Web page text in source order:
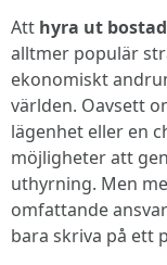
Att hyra ut bostad
alltmer populär
ekonomiskt
världen. Oavsett
lägenhet eller en
möjligheter att
uthyrning. Men
omfattande
bara skriva på ett